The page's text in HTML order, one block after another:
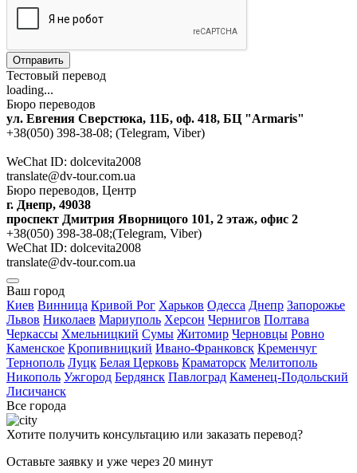
Отправить
Тестовый перевод
loading...
Бюро переводов
ул. Евгения Сверстюка, 11Б, оф. 418, БЦ "Armaris"
+38(050) 398-38-08; (Telegram, Viber)
WeChat ID: dolcevita2008
translate@dv-tour.com.ua
Бюро переводов, Центр
г. Днепр, 49038
проспект Дмитрия Яворницого 101, 2 этаж, офис 2
+38(050) 398-38-08;(Telegram, Viber)
WeChat ID: dolcevita2008
translate@dv-tour.com.ua
Ваш город
Киев Винница Кривой Рог Харьков Одесса Днепр Запорожье
Львов Николаев Мариуполь Херсон Чернигов Полтава
Черкассы Хмельницкий Сумы Житомир Черновцы Ровно
Каменское Кропивницкий Ивано-Франковск Кременчуг
Тернополь Луцк Белая Церковь Краматорск Мелитополь
Никополь Ужгород Бердянск Павлоград Каменец-Подольский
Лисичанск
Все города
Хотите получить консультацию или заказать перевод?
Оставьте заявку и уже через 20 минут